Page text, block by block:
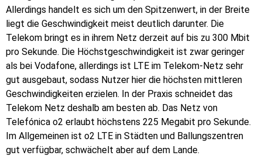
Allerdings handelt es sich um den Spitzenwert, in der Breite
liegt die Geschwindigkeit meist deutlich darunter. Die
Telekom bringt es in ihrem Netz derzeit auf bis zu 300 Mbit
pro Sekunde. Die Höchstgeschwindigkeit ist zwar geringer
als bei Vodafone, allerdings ist LTE im Telekom-Netz sehr
gut ausgebaut, sodass Nutzer hier die höchsten mittleren
Geschwindigkeiten erzielen. In der Praxis schneidet das
Telekom Netz deshalb am besten ab. Das Netz von
Telefónica o2 erlaubt höchstens 225 Megabit pro Sekunde.
Im Allgemeinen ist o2 LTE in Städten und Ballungszentren
gut verfügbar, schwächelt aber auf dem Lande.